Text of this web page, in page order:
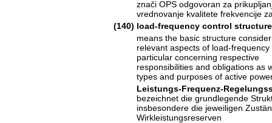
znači OPS odgovoran za
vrednovanje kvalitete frekvencije
(140) load-frequency control structure
means the basic structure
relevant aspects of load-frequency
particular concerning respective
responsibilities and obligations as
types and purposes of active
Leistungs-Frequenz-
bezeichnet die grundlegende
insbesondere die jeweiligen
Wirkleistungsreserven